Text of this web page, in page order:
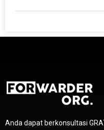
Anda dapat berkonsultasi